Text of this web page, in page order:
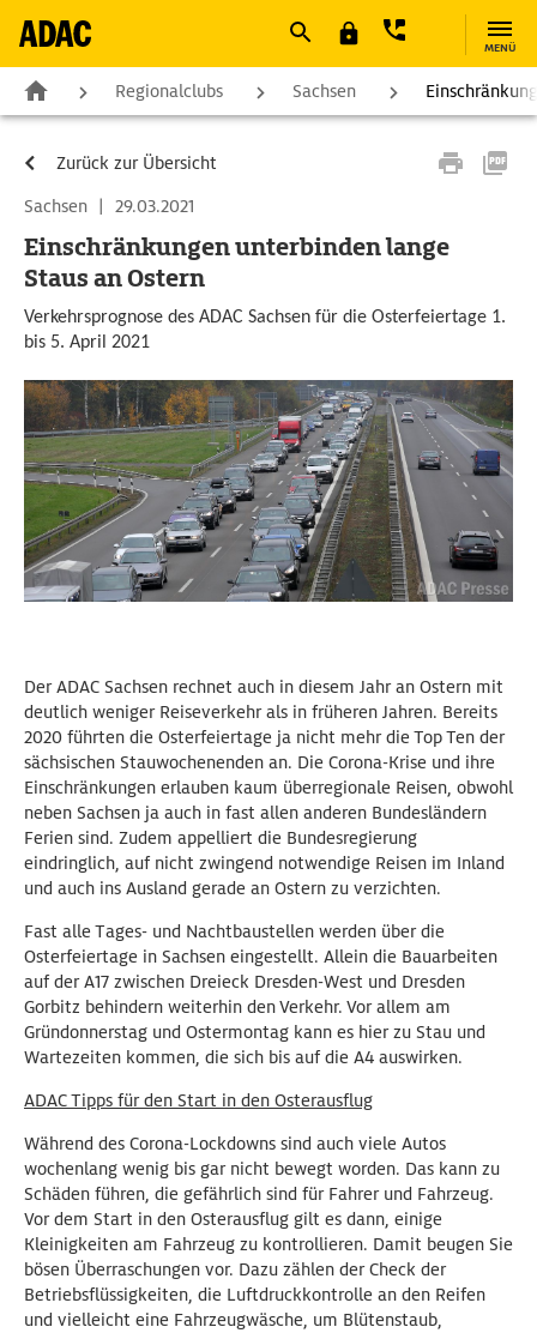
MENÜ
Regionalclubs Sachsen
Zurück zur Übersicht
Sachsen | 29.03.2021
Einschränkungen unterbinden lange
Staus an Ostern
Verkehrsprognose des ADAC Sachsen für die Osterfeiertage 1.
bis 5. April 2021
Der ADAC Sachsen rechnet auch in diesem Jahr an Ostern mit
deutlich weniger Reiseverkehr als in früheren Jahren. Bereits
2020 führten die Osterfeiertage ja nicht mehr die Top Ten der
sächsischen Stauwochenenden an. Die Corona-Krise und ihre
Einschränkungen erlauben kaum überregionale Reisen, obwohl
neben Sachsen ja auch in fast allen anderen Bundesländern
Ferien sind. Zudem appelliert die Bundesregierung
eindringlich, auf nicht zwingend notwendige Reisen im Inland
und auch ins Ausland gerade an Ostern zu verzichten.
Fast alle Tages- und Nachtbaustellen werden über die
Osterfeiertage in Sachsen eingestellt. Allein die Bauarbeiten
auf der A17 zwischen Dreieck Dresden-West und Dresden
Gorbitz behindern weiterhin den Verkehr. Vor allem am
Gründonnerstag und Ostermontag kann es hier zu Stau und
Wartezeiten kommen, die sich bis auf die A4 auswirken.
ADAC Tipps für den Start in den Osterausflug
Während des Corona-Lockdowns sind auch viele Autos
wochenlang wenig bis gar nicht bewegt worden. Das kann zu
Schäden führen, die gefährlich sind für Fahrer und Fahrzeug.
Vor dem Start in den Osterausflug gilt es dann, einige
Kleinigkeiten am Fahrzeug zu kontrollieren. Damit beugen Sie
bösen Überraschungen vor. Dazu zählen der Check der
Betriebsflüssigkeiten, die Luftdruckkontrolle an den Reifen
und vielleicht eine Fahrzeugwäsche, um Blütenstaub,